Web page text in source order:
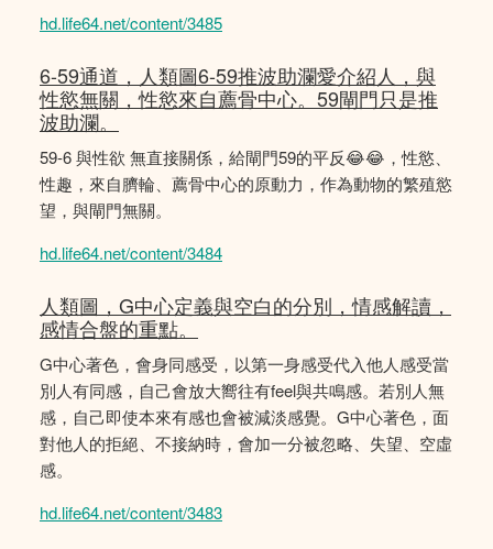
hd.life64.net/content/3485
6-59通道，人類圖6-59推波助瀾愛介紹人，與
性慾無關，性慾來自薦骨中心。59閘門只是推
波助瀾。
59-6 與性欲 無直接關係，給閘門59的平反😂😂，性慾、
性趣，來自臍輪、薦骨中心的原動力，作為動物的繁殖慾
望，與閘門無關。
hd.life64.net/content/3484
人類圖，G中心定義與空白的分別，情感解讀，
感情合盤的重點。
G中心著色，會身同感受，以第一身感受代入他人感受當
別人有同感，自己會放大嚮往有feel與共鳴感。若別人無
感，自己即使本來有感也會被減淡感覺。G中心著色，面
對他人的拒絕、不接納時，會加一分被忽略、失望、空虛
感。
hd.life64.net/content/3483